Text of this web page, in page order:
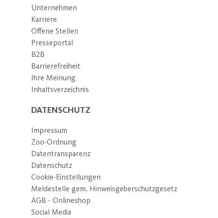
Berufsbildung einschließlich der
Studentenhilfe, des Naturschutzes und der
Landschaftspflege, des Umweltschutzes
einschließlich des Klimaschutzes, des
Tierschutzes und der Tierzucht verwendet
wird. Es wird bestätigt, dass es sich nicht um
einen Mitgliedsbeitrag handelt, dessen Abzug
nach § 10b Abs. 1 des
Unternehmen
Karriere
Offene Stellen
Presseportal
B2B
Barrierefreiheit
Ihre Meinung
Inhaltsverzeichnis
DATENSCHUTZ
Impressum
Zoo-Ordnung
Datentransparenz
Datenschutz
Cookie-Einstellungen
Meldestelle gem. Hinweisgeberschutzgesetz
AGB - Onlineshop
Social Media